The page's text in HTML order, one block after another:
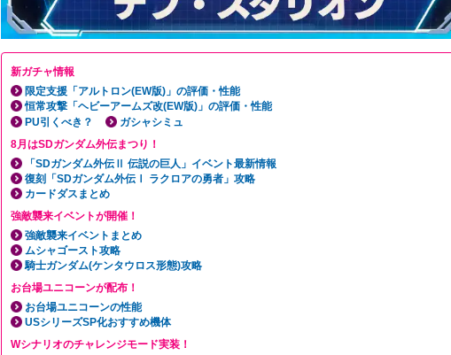
新ガチャ情報
限定支援「アルトロン(EW版)」の評価・性能
恒常攻撃「ヘビーアームズ改(EW版)」の評価・性能
PU引くべき？
ガシャシミュ
8月はSDガンダム外伝まつり！
「SDガンダム外伝Ⅱ 伝説の巨人」イベント最新情報
復刻「SDガンダム外伝Ⅰ ラクロアの勇者」攻略
カードダスまとめ
強敵襲来イベントが開催！
強敵襲来イベントまとめ
ムシャゴースト攻略
騎士ガンダム(ケンタウロス形態)攻略
お台場ユニコーンが配布！
お台場ユニコーンの性能
USシリーズSP化おすすめ機体
Wシナリオのチャレンジモード実装！